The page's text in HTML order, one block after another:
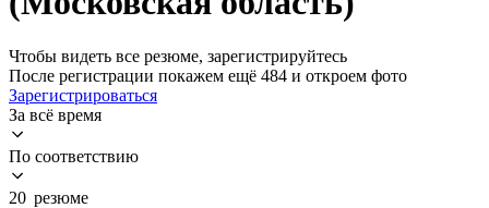
Чтобы видеть все резюме, зарегистрируйтесь
После регистрации покажем ещё 484 и откроем фото
Зарегистрироваться
За всё время
По соответствию
20 резюме